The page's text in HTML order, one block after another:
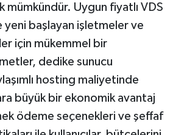
mümkündür. Uygun fiyatlı VDS
başlayan işletmeler ve
için mükemmel bir
dedike sunucu
hosting maliyetinde
büyük bir ekonomik avantaj
ödeme seçenekleri ve şeffaf